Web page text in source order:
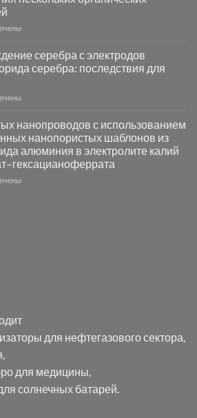
серебра с электродов
серебра: последствия для
нанопроводов с использованием
нанопористых шаблонов из
алюминия в электролите калий
для нефтегазового сектора,
,
для медицины,
солнечных батарей.